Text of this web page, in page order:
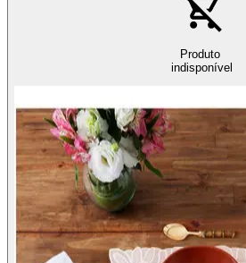
Produto
indisponível